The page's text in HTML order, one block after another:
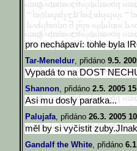
pro nechápaví: tohle byla
Tar-Meneldur, přidáno 9.5.
Vypadá to na DOST
Shannon, přidáno 2.5. 2005
Asi mu dosly paratka...
Palujafa, přidáno 26.3. 2005
měl by si vyčistit
Gandalf the White, přidáno